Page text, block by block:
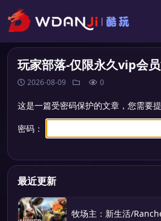
玩家部落-仅限永久vip会
2026-08-09 0
这是一篇受密码保护的文章，您需要
密码：
最近更新
牧场主：新生活/